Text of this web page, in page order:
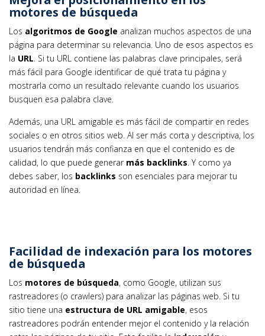
motores de búsqueda
Los algoritmos de Google analizan muchos aspectos de una
página para determinar su relevancia. Uno de esos aspectos es
la URL . Si tu URL contiene las palabras clave principales, será
más fácil para Google identificar de qué trata tu página y
mostrarla como un resultado relevante cuando los usuarios
busquen esa palabra clave.
Además, una URL amigable es más fácil de compartir en redes
sociales o en otros sitios web. Al ser más corta y descriptiva, los
usuarios tendrán más confianza en que el contenido es de
calidad, lo que puede generar más backlinks . Y como ya
debes saber, los backlinks son esenciales para mejorar tu
autoridad en línea.
Facilidad de indexación para los motores
de búsqueda
Los motores de búsqueda, como Google, utilizan sus
rastreadores (o crawlers) para analizar las páginas web. Si tu
sitio tiene una estructura de URL amigable, esos
rastreadores podrán entender mejor el contenido y la relación